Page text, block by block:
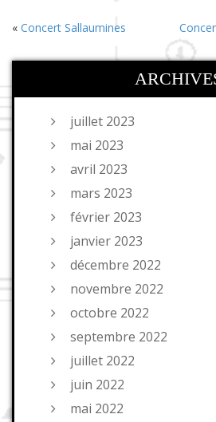
« Concert Sallaumines
juillet 2023
mai 2023
avril 2023
mars 2023
février 2023
janvier 2023
décembre 2022
novembre 2022
octobre 2022
septembre 2022
juillet 2022
juin 2022
mai 2022